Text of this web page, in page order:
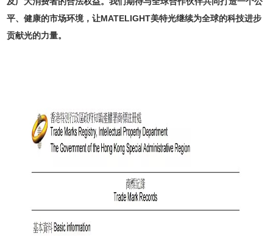
平、健康的市场环境，让MATELIGHT美特光继续为全球的科技进步
贡献光的力量。